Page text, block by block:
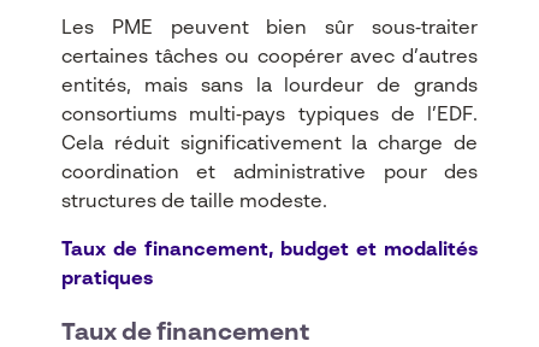
Les PME peuvent bien sûr sous‑traiter
certaines tâches ou coopérer avec d’autres
entités, mais sans la lourdeur de grands
consortiums multi‑pays typiques de l’EDF.
Cela réduit significativement la charge de
coordination et administrative pour des
structures de taille modeste.​
Taux de financement, budget et modalités
pratiques
Taux de financement